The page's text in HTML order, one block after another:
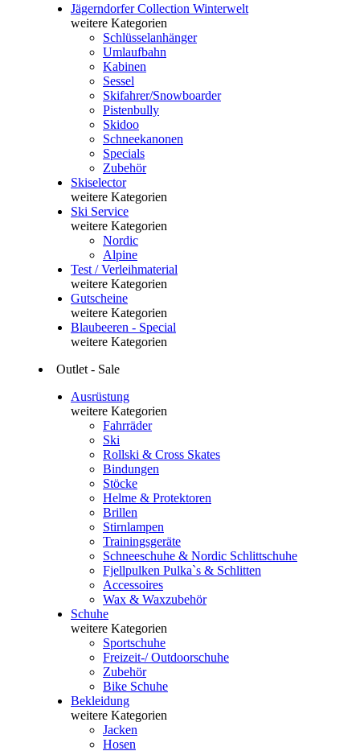
Jägerndorfer Collection Winterwelt
weitere Kategorien
Schlüsselanhänger
Umlaufbahn
Kabinen
Sessel
Skifahrer/Snowboarder
Pistenbully
Skidoo
Schneekanonen
Specials
Zubehör
Skiselector
weitere Kategorien
Ski Service
weitere Kategorien
Nordic
Alpine
Test / Verleihmaterial
weitere Kategorien
Gutscheine
weitere Kategorien
Blaubeeren - Special
weitere Kategorien
Outlet - Sale
Ausrüstung
weitere Kategorien
Fahrräder
Ski
Rollski & Cross Skates
Bindungen
Stöcke
Helme & Protektoren
Brillen
Stirnlampen
Trainingsgeräte
Schneeschuhe & Nordic Schlittschuhe
Fjellpulken Pulka`s & Schlitten
Accessoires
Wax & Waxzubehör
Schuhe
weitere Kategorien
Sportschuhe
Freizeit-/ Outdoorschuhe
Zubehör
Bike Schuhe
Bekleidung
weitere Kategorien
Jacken
Hosen